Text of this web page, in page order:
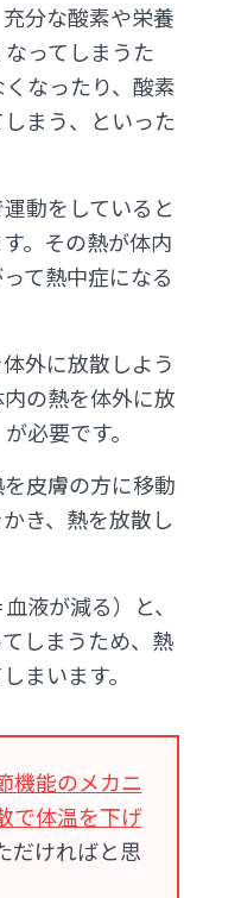
分な酸素や栄養
ってしまうた
なったり、酸素
まう、といった
動をしていると
。その熱が体内
て熱中症になる
外に放散しよう
の熱を体外に放
必要です。
皮膚の方に移動
き、熱を放散し
液が減る）と、
しまうため、熱
まいます。
機能のメカニ
で体温を下げ
だければと思